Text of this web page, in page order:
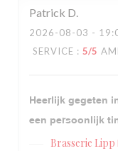
Patrick D
2026-08-03 -
SERVICE : 5/5
Heerlijk gegeten
een persoonlijk
Brasserie Lipp